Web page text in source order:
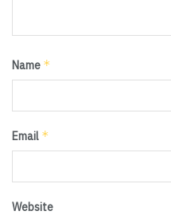
Name *
Email *
Website